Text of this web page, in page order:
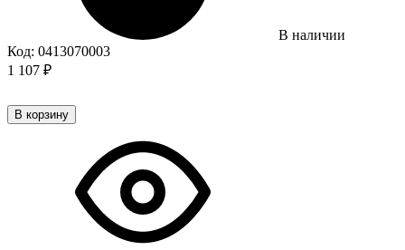
В наличии
Код: 0413070003
1 107 ₽
В корзину